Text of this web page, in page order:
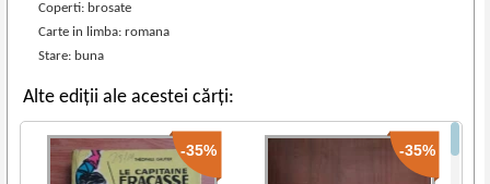
Coperti: brosate
Carte in limba: romana
Stare: buna
Alte ediții ale acestei cărți:
-35% -35%